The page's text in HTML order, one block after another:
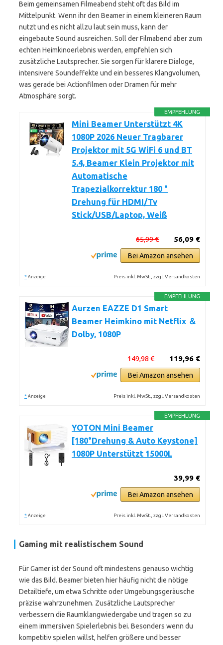
Beim gemeinsamen Filmeabend steht oft das Bild im
Mittelpunkt. Wenn ihr den Beamer in einem kleineren Raum
nutzt und es nicht allzu laut sein muss, kann der
eingebaute Sound ausreichen. Soll der Filmabend aber zum
echten Heimkinoerlebnis werden, empfehlen sich
zusätzliche Lautsprecher. Sie sorgen für klarere Dialoge,
intensivere Soundeffekte und ein besseres Klangvolumen,
was gerade bei Actionfilmen oder Dramen für mehr
Atmosphäre sorgt.
EMPFEHLUNG
Mini Beamer Unterstützt 4K
1080P 2026 Neuer Tragbarer
Projektor mit 5G WiFi 6 und BT
5.4, Beamer Klein Projektor mit
Automatische
Trapezialkorrektur 180 °
Drehung für HDMI/Tv
Stick/USB/Laptop, Weiß
56,09 €
65,99 €
Bei Amazon ansehen
* Anzeige Preis inkl. MwSt., zzgl. Versandkosten
EMPFEHLUNG
Aurzen EAZZE D1 Smart
Beamer Heimkino mit Netflix ＆
Dolby, 1080P
119,96 €
149,98 €
Bei Amazon ansehen
* Anzeige Preis inkl. MwSt., zzgl. Versandkosten
EMPFEHLUNG
YOTON Mini Beamer
[180°Drehung & Auto Keystone]
1080P Unterstützt 15000L
39,99 €
Bei Amazon ansehen
* Anzeige Preis inkl. MwSt., zzgl. Versandkosten
Gaming mit realistischem Sound
Für Gamer ist der Sound oft mindestens genauso wichtig
wie das Bild. Beamer bieten hier häufig nicht die nötige
Detailtiefe, um etwa Schritte oder Umgebungsgeräusche
präzise wahrzunehmen. Zusätzliche Lautsprecher
verbessern die Raumklangwiedergabe und tragen so zu
einem immersiven Spielerlebnis bei. Besonders wenn du
kompetitiv spielen willst, helfen größere und besser